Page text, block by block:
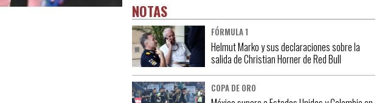
NOTAS
FÓRMULA 1
Helmut Marko y sus declaraciones sobre la
salida de Christian Horner de Red Bull
COPA DE ORO